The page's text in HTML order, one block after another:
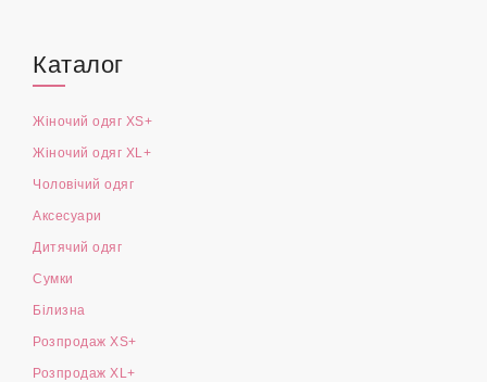
Каталог
Жіночий одяг XS+
Жіночий одяг XL+
Чоловічий одяг
Аксесуари
Дитячий одяг
Сумки
Білизна
Розпродаж XS+
Розпродаж XL+